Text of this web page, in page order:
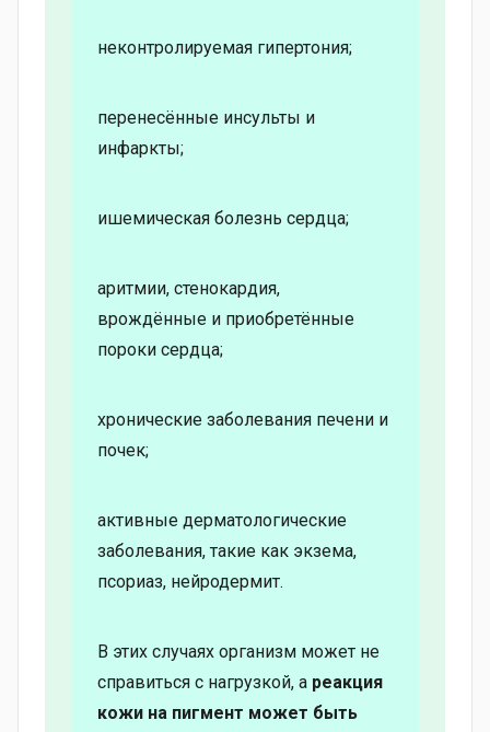
неконтролируемая гипертония;
перенесённые инсульты и
инфаркты;
ишемическая болезнь сердца;
аритмии, стенокардия,
врождённые и приобретённые
пороки сердца;
хронические заболевания печени и
почек;
активные дерматологические
заболевания, такие как экзема,
псориаз, нейродермит.
В этих случаях организм может не
справиться с нагрузкой, а реакция
кожи на пигмент может быть